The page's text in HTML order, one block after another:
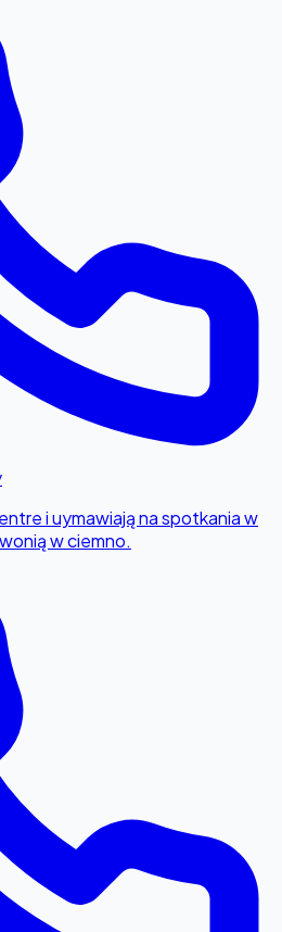
i uymawiają na spotkania w
w ciemno.